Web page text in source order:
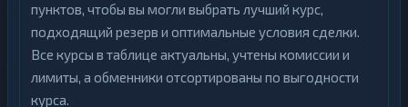
пунктов, чтобы вы могли выбрать лучший курс,
подходящий резерв и оптимальные условия сделки.
Все курсы в таблице актуальны, учтены комиссии и
лимиты, а обменники отсортированы по выгодности
курса.